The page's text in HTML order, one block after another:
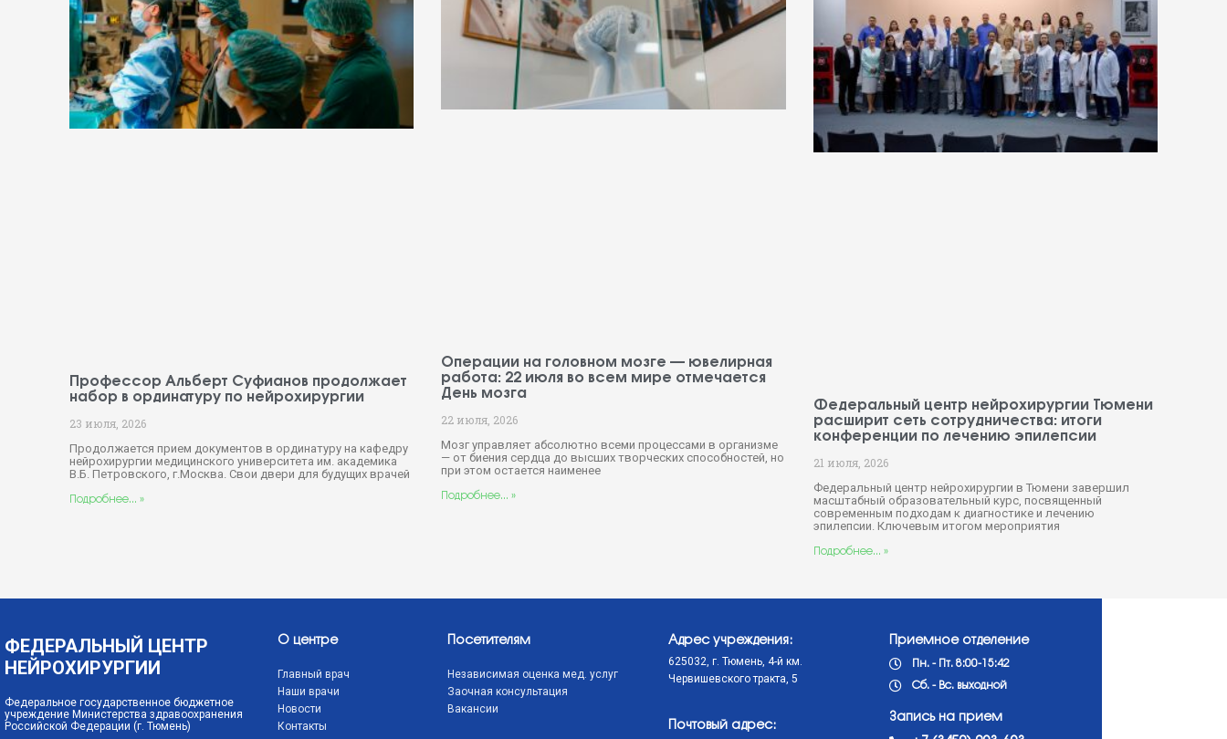
Профессор Альберт Суфианов продолжает
набор в ординатуру по нейрохирургии
23 июля, 2026
Продолжается прием документов в ординатуру на кафедру
нейрохирургии медицинского университета им. академика
В.Б. Петровского, г.Москва. Свои двери для будущих врачей
Подробнее... »
Операции на головном мозге — ювелирная
работа: 22 июля во всем мире отмечается
День мозга
22 июля, 2026
Мозг управляет абсолютно всеми процессами в организме
— от биения сердца до высших творческих способностей, но
при этом остается наименее
Подробнее... »
Федеральный центр нейрохирургии Тюмени
расширит сеть сотрудничества: итоги
конференции по лечению эпилепсии
21 июля, 2026
Федеральный центр нейрохирургии в Тюмени завершил
масштабный образовательный курс, посвященный
современным подходам к диагностике и лечению
эпилепсии. Ключевым итогом мероприятия
Подробнее... »
ФЕДЕРАЛЬНЫЙ ЦЕНТР
НЕЙРОХИРУРГИИ
Федеральное государственное бюджетное
учреждение Министерства здравоохранения
Российской Федерации (г. Тюмень)
О центре
Главный врач
Наши врачи
Новости
Контакты
Посетителям
Независимая оценка мед. услуг
Заочная консультация
Вакансии
Адрес учреждения:
625032, г. Тюмень, 4-й км.
Червишевского тракта, 5
Почтовый адрес:
Приемное отделение
Пн. - Пт. 8:00-15:42
Сб. - Вс. выходной
Запись на прием